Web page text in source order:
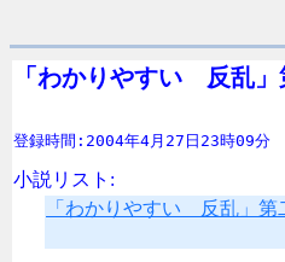
「わかりやすい　反乱
登録時間:2004年4月27日23時09分
小説リスト:
「わかりやすい 反乱」第